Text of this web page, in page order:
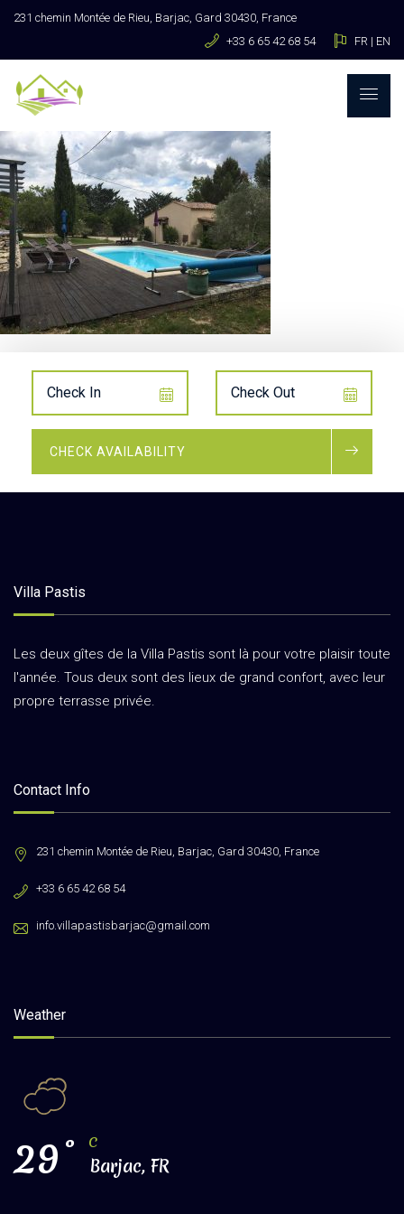
231 chemin Montée de Rieu, Barjac, Gard 30430, France
+33 6 65 42 68 54
FR | EN
CHECK AVAILABILITY
Villa Pastis
Les deux gîtes de la Villa Pastis sont là pour votre plaisir toute
l'année. Tous deux sont des lieux de grand confort, avec leur
propre terrasse privée.
Contact Info
231 chemin Montée de Rieu, Barjac, Gard 30430, France
+33 6 65 42 68 54
info.villapastisbarjac@gmail.com
Weather
29 ° C
Barjac, FR